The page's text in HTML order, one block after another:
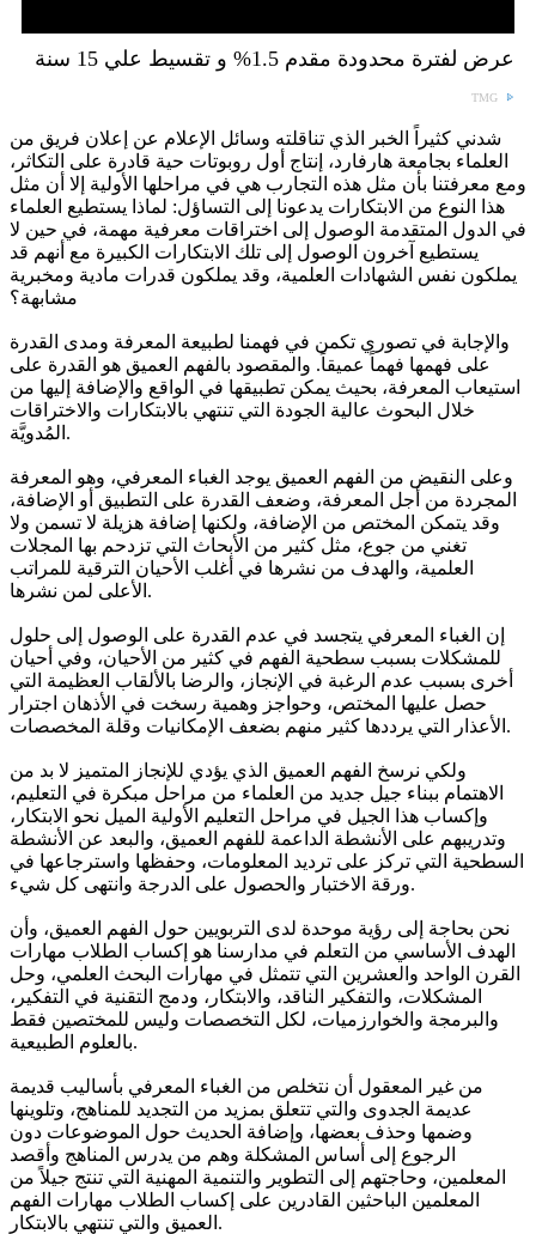
عرض لفترة محدودة مقدم 1.5% و تقسيط علي 15 سنة
TMG
شدني كثيراً الخبر الذي تناقلته وسائل الإعلام عن إعلان فريق من
العلماء بجامعة هارفارد، إنتاج أول روبوتات حية قادرة على التكاثر،
ومع معرفتنا بأن مثل هذه التجارب هي في مراحلها الأولية إلا أن مثل
هذا النوع من الابتكارات يدعونا إلى التساؤل: لماذا يستطيع العلماء
في الدول المتقدمة الوصول إلى اختراقات معرفية مهمة، في حين لا
يستطيع آخرون الوصول إلى تلك الابتكارات الكبيرة مع أنهم قد
يملكون نفس الشهادات العلمية، وقد يملكون قدرات مادية ومخبرية
مشابهة؟
والإجابة في تصوري تكمن في فهمنا لطبيعة المعرفة ومدى القدرة
على فهمها فهماً عميقاً. والمقصود بالفهم العميق هو القدرة على
استيعاب المعرفة، بحيث يمكن تطبيقها في الواقع والإضافة إليها من
خلال البحوث عالية الجودة التي تنتهي بالابتكارات والاختراقات
المُدويَّة.
وعلى النقيض من الفهم العميق يوجد الغباء المعرفي، وهو المعرفة
المجردة من أجل المعرفة، وضعف القدرة على التطبيق أو الإضافة،
وقد يتمكن المختص من الإضافة، ولكنها إضافة هزيلة لا تسمن ولا
تغني من جوع، مثل كثير من الأبحاث التي تزدحم بها المجلات
العلمية، والهدف من نشرها في أغلب الأحيان الترقية للمراتب
الأعلى لمن نشرها.
إن الغباء المعرفي يتجسد في عدم القدرة على الوصول إلى حلول
للمشكلات بسبب سطحية الفهم في كثير من الأحيان، وفي أحيان
أخرى بسبب عدم الرغبة في الإنجاز، والرضا بالألقاب العظيمة التي
حصل عليها المختص، وحواجز وهمية رسخت في الأذهان اجترار
الأعذار التي يرددها كثير منهم بضعف الإمكانيات وقلة المخصصات.
ولكي نرسخ الفهم العميق الذي يؤدي للإنجاز المتميز لا بد من
الاهتمام ببناء جيل جديد من العلماء من مراحل مبكرة في التعليم،
وإكساب هذا الجيل في مراحل التعليم الأولية الميل نحو الابتكار،
وتدريبهم على الأنشطة الداعمة للفهم العميق، والبعد عن الأنشطة
السطحية التي تركز على ترديد المعلومات، وحفظها واسترجاعها في
ورقة الاختبار والحصول على الدرجة وانتهى كل شيء.
نحن بحاجة إلى رؤية موحدة لدى التربويين حول الفهم العميق، وأن
الهدف الأساسي من التعلم في مدارسنا هو إكساب الطلاب مهارات
القرن الواحد والعشرين التي تتمثل في مهارات البحث العلمي، وحل
المشكلات، والتفكير الناقد، والابتكار، ودمج التقنية في التفكير،
والبرمجة والخوارزميات، لكل التخصصات وليس للمختصين فقط
بالعلوم الطبيعية.
من غير المعقول أن نتخلص من الغباء المعرفي بأساليب قديمة
عديمة الجدوى والتي تتعلق بمزيد من التجديد للمناهج، وتلوينها
وضمها وحذف بعضها، وإضافة الحديث حول الموضوعات دون
الرجوع إلى أساس المشكلة وهم من يدرس المناهج وأقصد
المعلمين، وحاجتهم إلى التطوير والتنمية المهنية التي تنتج جيلاً من
المعلمين الباحثين القادرين على إكساب الطلاب مهارات الفهم
العميق والتي تنتهي بالابتكار.